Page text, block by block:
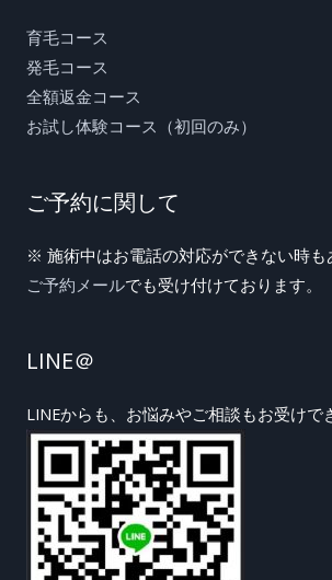
育毛コース
発毛コース
全額返金コース
お試し体験コース（初回のみ）
ご予約に関して
※ 施術中はお電話の対応ができない時も
ご予約メールでも受け付けております。
LINE＠
LINEからも、お悩みやご相談もお受けで